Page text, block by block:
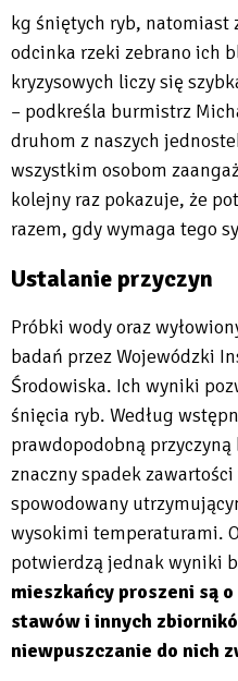
kg śniętych ryb, natomiast
odcinka rzeki zebrano ich
kryzysowych liczy się
– podkreśla burmistrz
druhom z naszych
wszystkim osobom
kolejny raz pokazuje, że
razem, gdy wymaga tego
Ustalanie przyczyn
Próbki wody oraz
badań przez Wojewódzki
Środowiska. Ich wyniki
śnięcia ryb. Według
prawdopodobną przyczyną
znaczny spadek
spowodowany
wysokimi temperaturami.
potwierdzą jednak wyniki
mieszkańcy proszeni są
stawów i innych
niewpuszczanie do nich